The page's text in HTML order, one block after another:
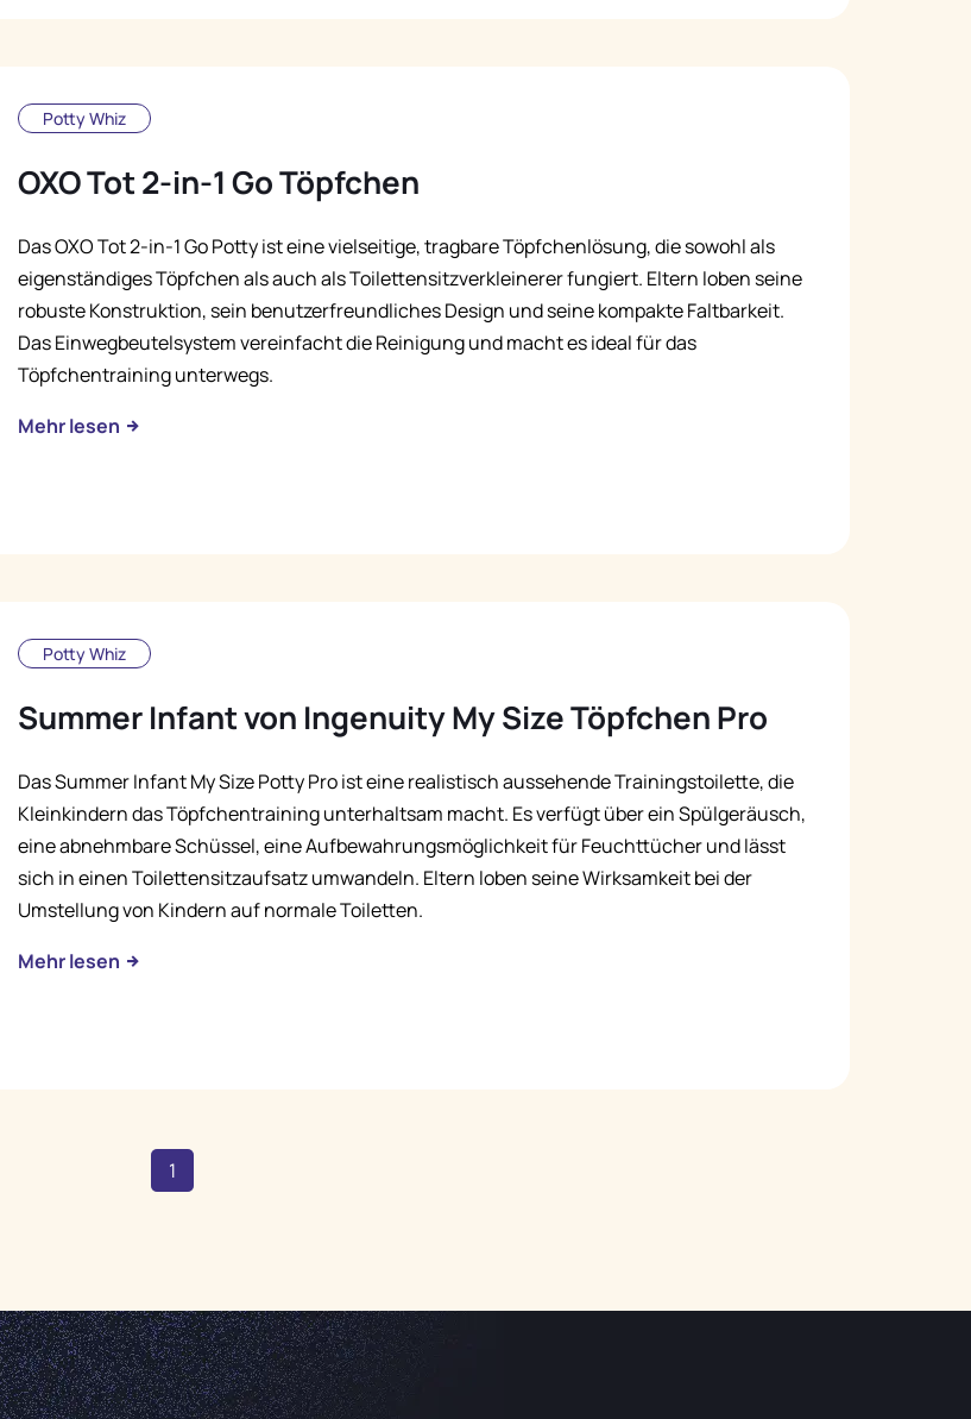
Potty Whiz
OXO Tot 2-in-1 Go Töpfchen
Das OXO Tot 2-in-1 Go Potty ist eine vielseitige, tragbare Töpfchenlösung, die sowohl als
eigenständiges Töpfchen als auch als Toilettensitzverkleinerer fungiert. Eltern loben seine
robuste Konstruktion, sein benutzerfreundliches Design und seine kompakte Faltbarkeit.
Das Einwegbeutelsystem vereinfacht die Reinigung und macht es ideal für das
Töpfchentraining unterwegs.
Mehr lesen
Potty Whiz
Summer Infant von Ingenuity My Size Töpfchen Pro
Das Summer Infant My Size Potty Pro ist eine realistisch aussehende Trainingstoilette, die
Kleinkindern das Töpfchentraining unterhaltsam macht. Es verfügt über ein Spülgeräusch,
eine abnehmbare Schüssel, eine Aufbewahrungsmöglichkeit für Feuchttücher und lässt
sich in einen Toilettensitzaufsatz umwandeln. Eltern loben seine Wirksamkeit bei der
Umstellung von Kindern auf normale Toiletten.
Mehr lesen
1